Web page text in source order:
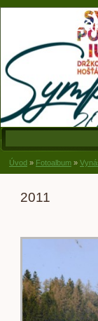
Solisko,
Úvod » Fotoalbum »
2011